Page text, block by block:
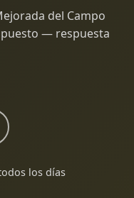
del Campo
— respuesta
los días